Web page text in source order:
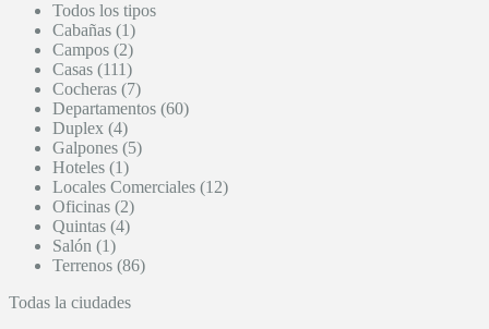
Todos los tipos
Cabañas (1)
Campos (2)
Casas (111)
Cocheras (7)
Departamentos (60)
Duplex (4)
Galpones (5)
Hoteles (1)
Locales Comerciales (12)
Oficinas (2)
Quintas (4)
Salón (1)
Terrenos (86)
Todas la ciudades